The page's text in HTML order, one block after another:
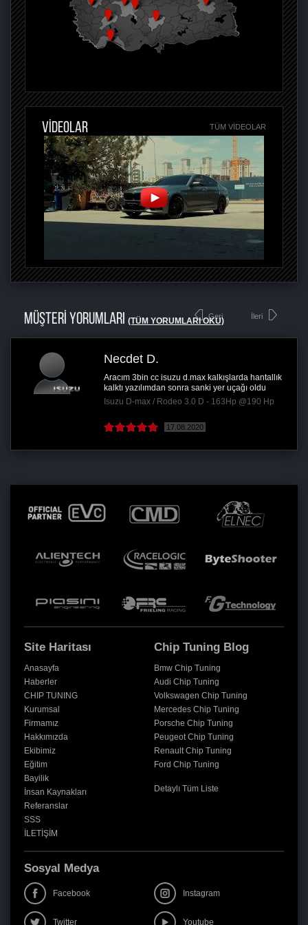
VİDEOLAR TÜM VIDEOLAR
MÜŞTERİ YORUMLARI (TÜM YORUMLARI OKU)
Geri
Necdet D.
Aracım 3bin cc isuzu d.max kalkışlarda hantallık
kalktı yazılımdan sonra sanki yer uçağı oldu
Isuzu D-max / Rodeo 3.0 D - 163Hp @190 Hp
17.08.2020
İleri
Site Haritası
Anasayfa
Haberler
CHIP TUNING
Kurumsal
Firmamız
Hakkımızda
Ekibimiz
Eğitim
Bayilik
İnsan Kaynakları
Referanslar
SSS
İLETİŞİM
Chip Tuning Blog
Bmw Chip Tuning
Audi Chip Tuning
Volkswagen Chip Tuning
Mercedes Chip Tuning
Porsche Chip Tuning
Peugeot Chip Tuning
Renault Chip Tuning
Ford Chip Tuning
Detaylı Tüm Liste
Sosyal Medya
Facebook Instagram
Twitter Youtube